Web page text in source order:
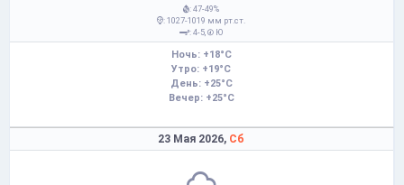
: 47-49%
: 1027-1019 мм рт.ст.
: 4-5,
Ю
Ночь: +18°C
Утро: +19°C
День: +25°C
Вечер: +25°C
23 Мая 2026, Сб